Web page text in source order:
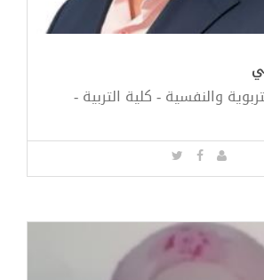
والنفسية - كلية التربية -